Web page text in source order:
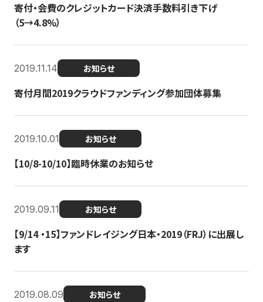
寄付・会費のクレジットカード決済手数料引き下げ
（5→4.8%）
2019.11.14 お知らせ
寄付月間2019クラウドファンディング参加団体募集
2019.10.01 お知らせ
【10/8-10/10】臨時休業のお知らせ
2019.09.11 お知らせ
【9/14 ・15】ファンドレイジング日本・2019（FRJ）に出展し
ます
2019.08.09 お知らせ